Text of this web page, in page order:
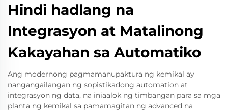
Hindi hadlang na
Integrasyon at Matalinong
Kakayahan sa Automatiko
Ang modernong pagmamanupaktura ng kemikal ay
nangangailangan ng sopistikadong automation at
integrasyon ng data, na iniaalok ng timbangan para sa mga
planta ng kemikal sa pamamagitan ng advanced na